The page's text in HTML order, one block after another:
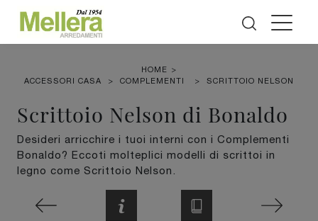
HOME >
ACCESSORI CASA
> COMPLEMENTI > SCRITTOIO NELSON
Scrittoio Nelson di Bonaldo
Desideri arricchire i tuoi interni con i Complementi
Bonaldo? Eccoti molteplici modelli di scrittoi in
legno come Scrittoio Nelson.